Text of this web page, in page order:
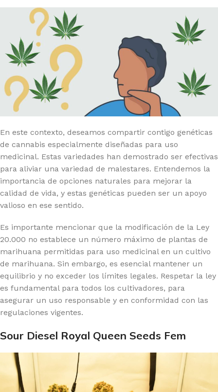
En este contexto, deseamos compartir contigo genéticas
de cannabis especialmente diseñadas para uso
medicinal. Estas variedades han demostrado ser efectivas
para aliviar una variedad de malestares. Entendemos la
importancia de opciones naturales para mejorar la
calidad de vida, y estas genéticas pueden ser un apoyo
valioso en ese sentido.
Es importante mencionar que la modificación de la Ley
20.000 no establece un número máximo de plantas de
marihuana permitidas para uso medicinal en un cultivo
de marihuana. Sin embargo, es esencial mantener un
equilibrio y no exceder los límites legales. Respetar la ley
es fundamental para todos los cultivadores, para
asegurar un uso responsable y en conformidad con las
regulaciones vigentes.
Sour Diesel Royal Queen Seeds Fem